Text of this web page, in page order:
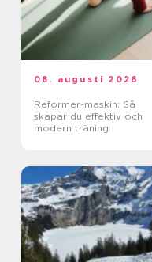
08. augusti 2026
Reformer-maskin: Så
skapar du effektiv och
modern träning